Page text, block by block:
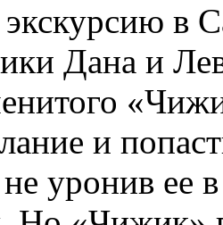
в
Дана и
и
уронив ее